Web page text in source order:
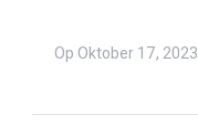
Op Oktober 17, 2023